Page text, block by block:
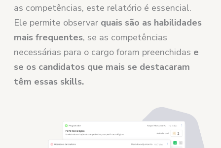
as competências, este relatório é essencial.
Ele permite observar quais são as habilidades
mais frequentes, se as competências
necessárias para o cargo foram preenchidas e
se os candidatos que mais se destacaram
têm essas skills.